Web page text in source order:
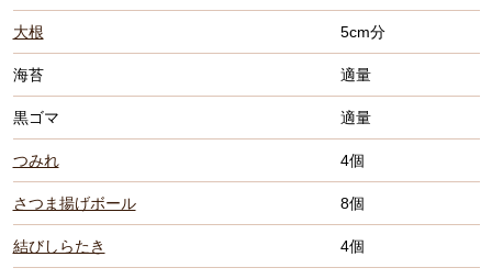
大根 5cm分
海苔 適量
黒ゴマ 適量
つみれ 4個
さつま揚げボール 8個
結びしらたき 4個